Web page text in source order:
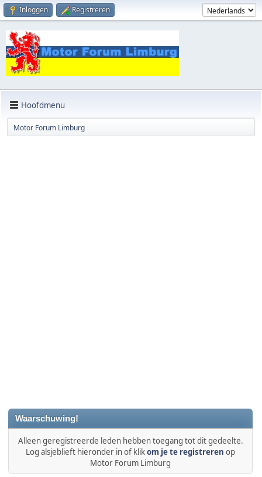
Inloggen Registreren
Hoofdmenu
Motor Forum Limburg
Waarschuwing!
Alleen geregistreerde leden hebben toegang tot dit gedeelte.
Log alsjeblieft hieronder in of klikom je te registreren op
Motor Forum Limburg